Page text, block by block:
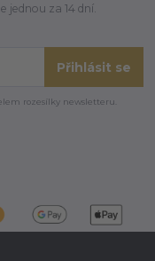
jednou za 14 dní.
Přihlásit se
rozesílky newsletteru.